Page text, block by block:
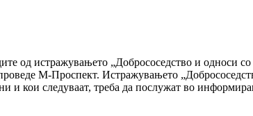
од истражувањето „Добрососедство и односи
М-Проспект. Истражувањето
и кои следуваат, треба да послужат во